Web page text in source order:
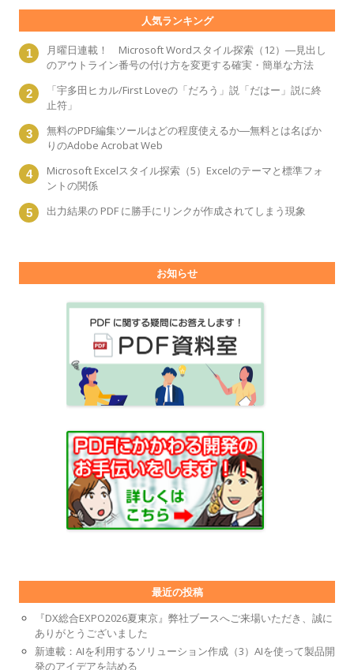
人気ランキング
月曜日連載！ Microsoft Wordスタイル探索（12）―見出し
のアウトライン番号の付け方を変更する確実・簡単な方法
「宇多田ヒカル/First Loveの「だろう」説「だはー」説に終
止符」
無料のPDF編集ツールはどの程度使えるか―無料とは名ばか
りのAdobe Acrobat Web
Microsoft Excelスタイル探索（5）Excelのテーマと標準フォ
ントの関係
出力結果の PDF に勝手にリンクが作成されてしまう現象
お知らせ
最近の投稿
『DX総合EXPO2026夏東京』弊社ブースへご来場いただき、誠に
ありがとうございました
新連載：AIを利用するソリューション作成（3）AIを使って製品開
発のアイデアを詰める